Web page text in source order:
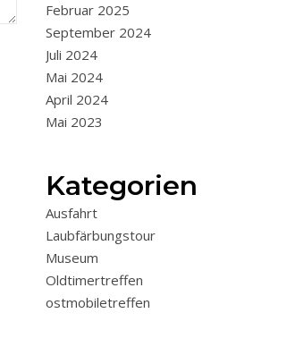
Februar 2025
September 2024
Juli 2024
Mai 2024
April 2024
Mai 2023
Kategorien
Ausfahrt
Laubfärbungstour
Museum
Oldtimertreffen
ostmobiletreffen